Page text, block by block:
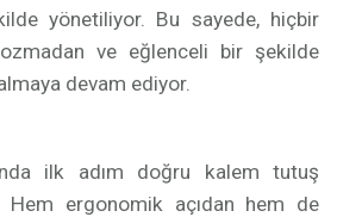
yönetiliyor. Bu sayede, hiçbir
ve eğlenceli bir şekilde
devam ediyor.
ilk adım doğru kalem tutuş
Hem ergonomik açıdan hem de